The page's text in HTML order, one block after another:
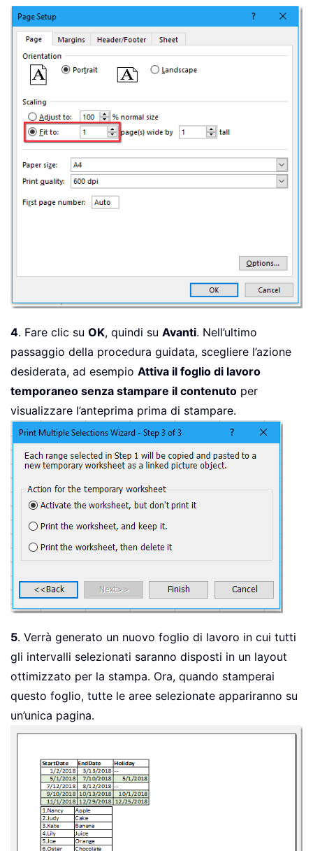
4. Fare clic su OK, quindi su Avanti. Nell’ultimo
passaggio della procedura guidata, scegliere l’azione
desiderata, ad esempio Attiva il foglio di lavoro
temporaneo senza stampare il contenuto per
visualizzare l’anteprima prima di stampare.
5. Verrà generato un nuovo foglio di lavoro in cui tutti
gli intervalli selezionati saranno disposti in un layout
ottimizzato per la stampa. Ora, quando stamperai
questo foglio, tutte le aree selezionate appariranno su
un’unica pagina.